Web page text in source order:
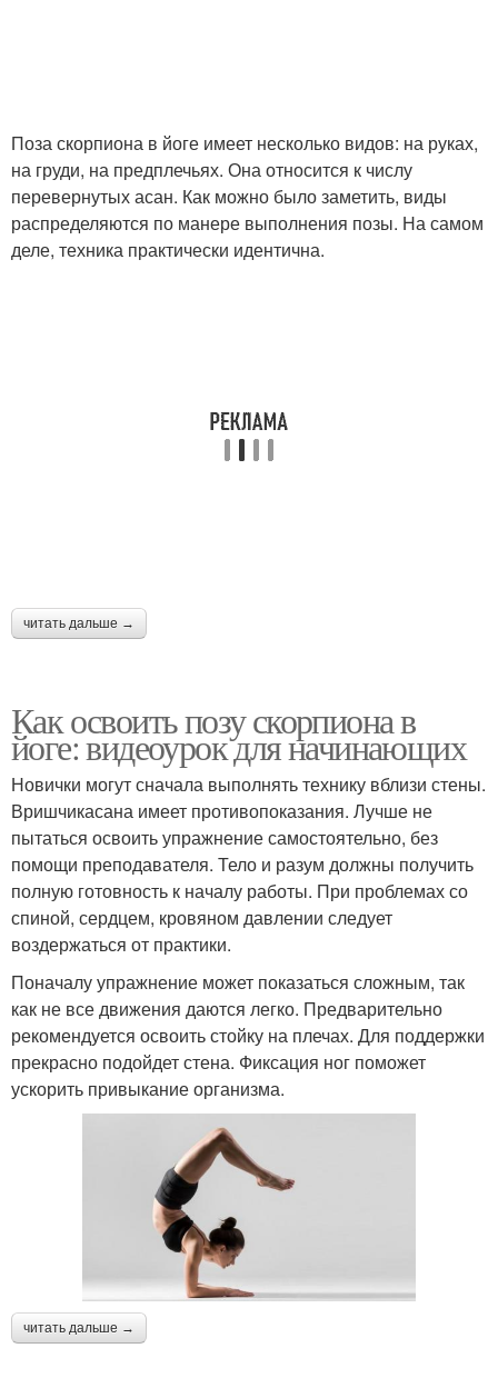
Поза скорпиона в йоге имеет несколько видов: на руках,
на груди, на предплечьях. Она относится к числу
перевернутых асан. Как можно было заметить, виды
распределяются по манере выполнения позы. На самом
деле, техника практически идентична.
читать дальше →
Как освоить позу скорпиона в
йоге: видеоурок для начинающих
Новички могут сначала выполнять технику вблизи стены.
Вришчикасана имеет противопоказания. Лучше не
пытаться освоить упражнение самостоятельно, без
помощи преподавателя. Тело и разум должны получить
полную готовность к началу работы. При проблемах со
спиной, сердцем, кровяном давлении следует
воздержаться от практики.
Поначалу упражнение может показаться сложным, так
как не все движения даются легко. Предварительно
рекомендуется освоить стойку на плечах. Для поддержки
прекрасно подойдет стена. Фиксация ног поможет
ускорить привыкание организма.
читать дальше →